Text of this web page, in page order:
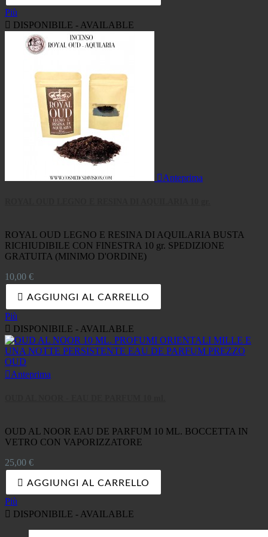
Più
 DISPONIBILE - AVAILABLE
Anteprima
ROYAL OUD LEGNO E RESINA DI AQUILARIA BUSTA
RICHIUDIBILE CON FINESTRA 10 gr. SPEDIZIONE
GRATUITA (MINIMO D'ORDINE)
Prezzo
10,00 €
AGGIUNGI AL CARRELLO
Più
 DISPONIBILE - AVAILABLE
Anteprima
OUD AL NOOR EAU DE PARFUM 10 ML. BOCCETTA IN
VETRO CON VAPORIZZATORE
Prezzo
25,00 €
 AGGIUNGI AL CARRELLO
Più
 DISPONIBILE - AVAILABLE